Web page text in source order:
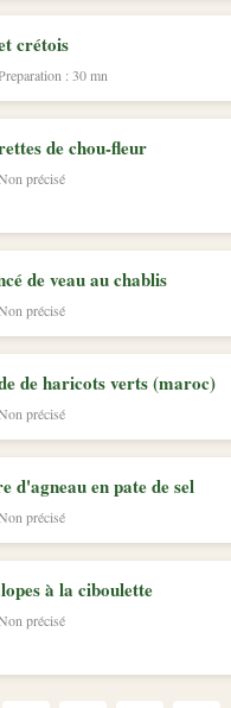
crétois
: 30 mn
de chou-fleur
précisé
de veau au chablis
précisé
de haricots verts (maroc)
précisé
d'agneau en pate de sel
précisé
à la ciboulette
précisé